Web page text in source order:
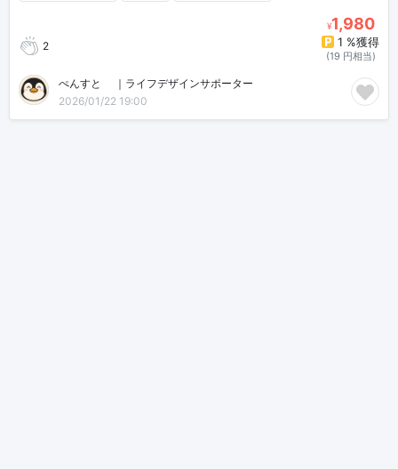
2
¥1,980
1 %獲得
(19 円相当)
ぺんすと🐧｜ライフデザインサポーター
2026/01/22 19:00